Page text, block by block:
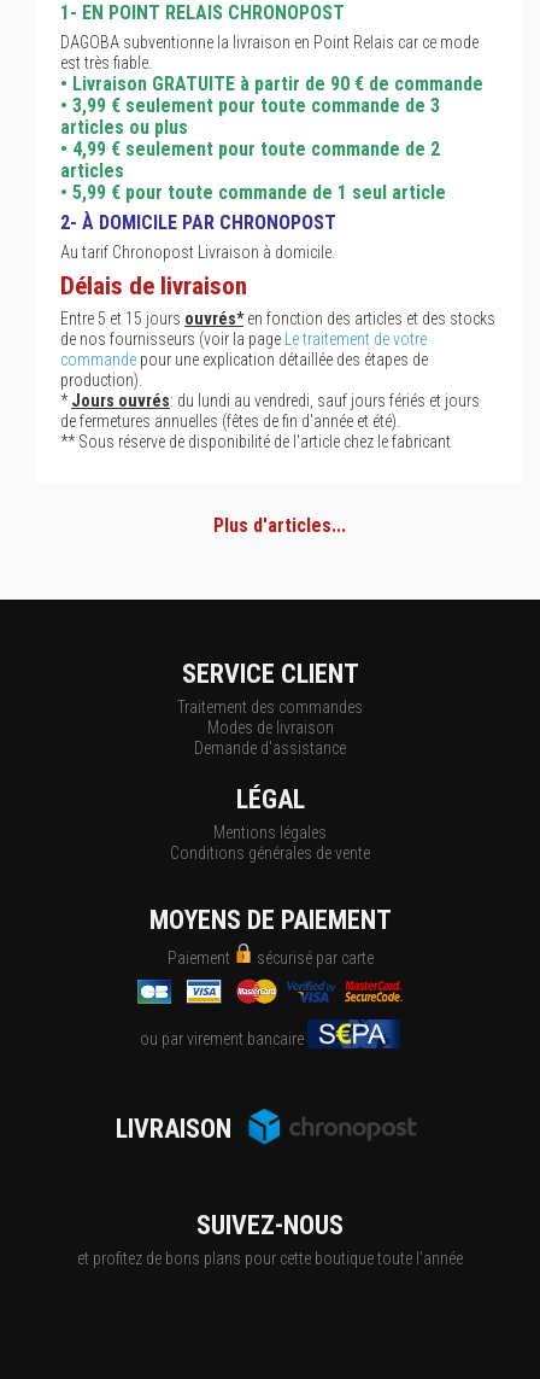
1- EN POINT RELAIS CHRONOPOST
DAGOBA subventionne la livraison en Point Relais car ce mode
est très fiable.
• Livraison GRATUITE à partir de 90 € de commande
• 3,99 € seulement pour toute commande de 3
articles ou plus
• 4,99 € seulement pour toute commande de 2
articles
• 5,99 € pour toute commande de 1 seul article
2- À DOMICILE PAR CHRONOPOST
Au tarif Chronopost Livraison à domicile.
Délais de livraison
Entre 5 et 15 jours ouvrés*en fonction des articles et des stocks
de nos fournisseurs (voir la page
Le traitement de votre
commande pour une explication détaillée des étapes de
production).
*Jours ouvrés: du lundi au vendredi, sauf jours fériés et jours
de fermetures annuelles (fêtes de fin d'année et été).
** Sous réserve de disponibilité de l'article chez le fabricant
Plus d'articles...
SERVICE CLIENT
Traitement des commandes
Modes de livraison
Demande d'assistance
LÉGAL
Mentions légales
Conditions générales de vente
MOYENS DE PAIEMENT
Paiement sécurisé par carte
ou par virement bancaire
LIVRAISON
SUIVEZ-NOUS
et profitez de bons plans pour cette boutique toute l'année